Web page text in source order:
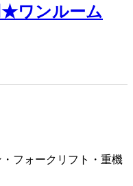
★ワンルーム
フォークリフト・重機